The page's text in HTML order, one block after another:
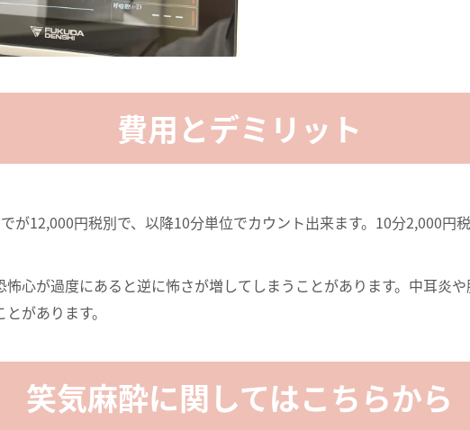
費用とデミリット
が12,000円税別で、以降10分単位でカウント出来ます。10分2,000円税
怖心が過度にあると逆に怖さが増してしまうことがあります。中耳炎
があります。
笑気麻酔に関してはこちらから